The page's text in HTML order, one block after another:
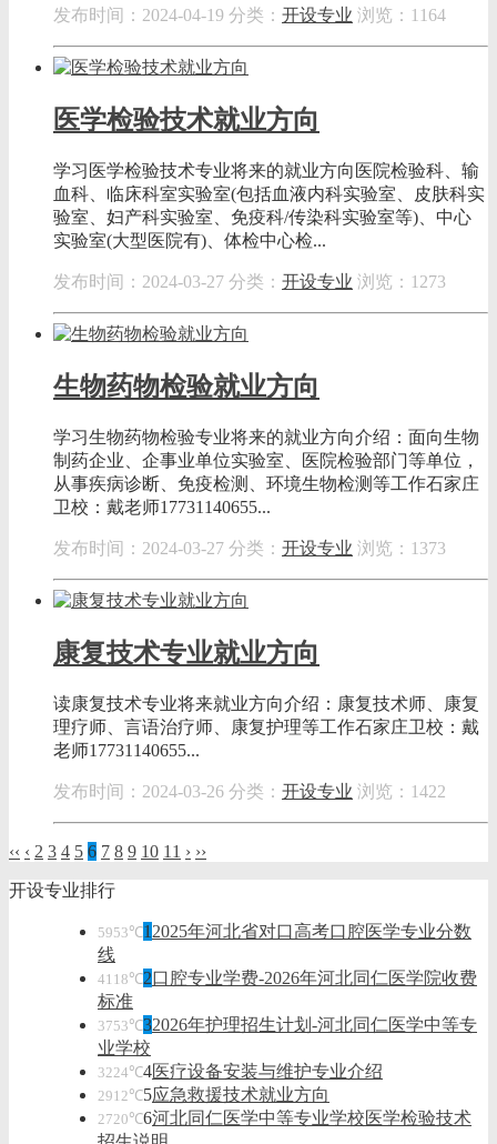
发布时间：2024-04-19 分类： 开设专业 浏览：1164
医学检验技术就业方向
学习医学检验技术专业将来的就业方向医院检验科、输
血科、临床科室实验室(包括血液内科实验室、皮肤科实
验室、妇产科实验室、免疫科/传染科实验室等)、中心
实验室(大型医院有)、体检中心检...
发布时间：2024-03-27 分类： 开设专业 浏览：1273
生物药物检验就业方向
学习生物药物检验专业将来的就业方向介绍：面向生物
制药企业、企事业单位实验室、医院检验部门等单位，
从事疾病诊断、免疫检测、环境生物检测等工作石家庄
卫校：戴老师17731140655...
发布时间：2024-03-27 分类： 开设专业 浏览：1373
康复技术专业就业方向
读康复技术专业将来就业方向介绍：康复技术师、康复
理疗师、言语治疗师、康复护理等工作石家庄卫校：戴
老师17731140655...
发布时间：2024-03-26 分类： 开设专业 浏览：1422
‹‹ ‹ 2 3 4 5 6 7 8 9 10 11 › ››
开设专业排行
5953℃1 2025年河北省对口高考口腔医学专业分数
线
4118℃2口腔专业学费-2026年河北同仁医学院收费
标准
3753℃32026年护理招生计划-河北同仁医学中等专
业学校
3224℃4医疗设备安装与维护专业介绍
2912℃5应急救援技术就业方向
2720℃6河北同仁医学中等专业学校医学检验技术